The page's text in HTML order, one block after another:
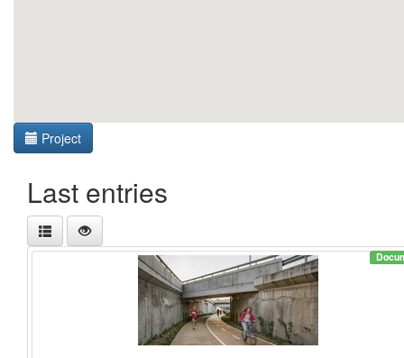
Project
Last entries